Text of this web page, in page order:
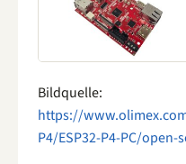
Bildquelle:
https://
P4/ESP32-P4-PC/